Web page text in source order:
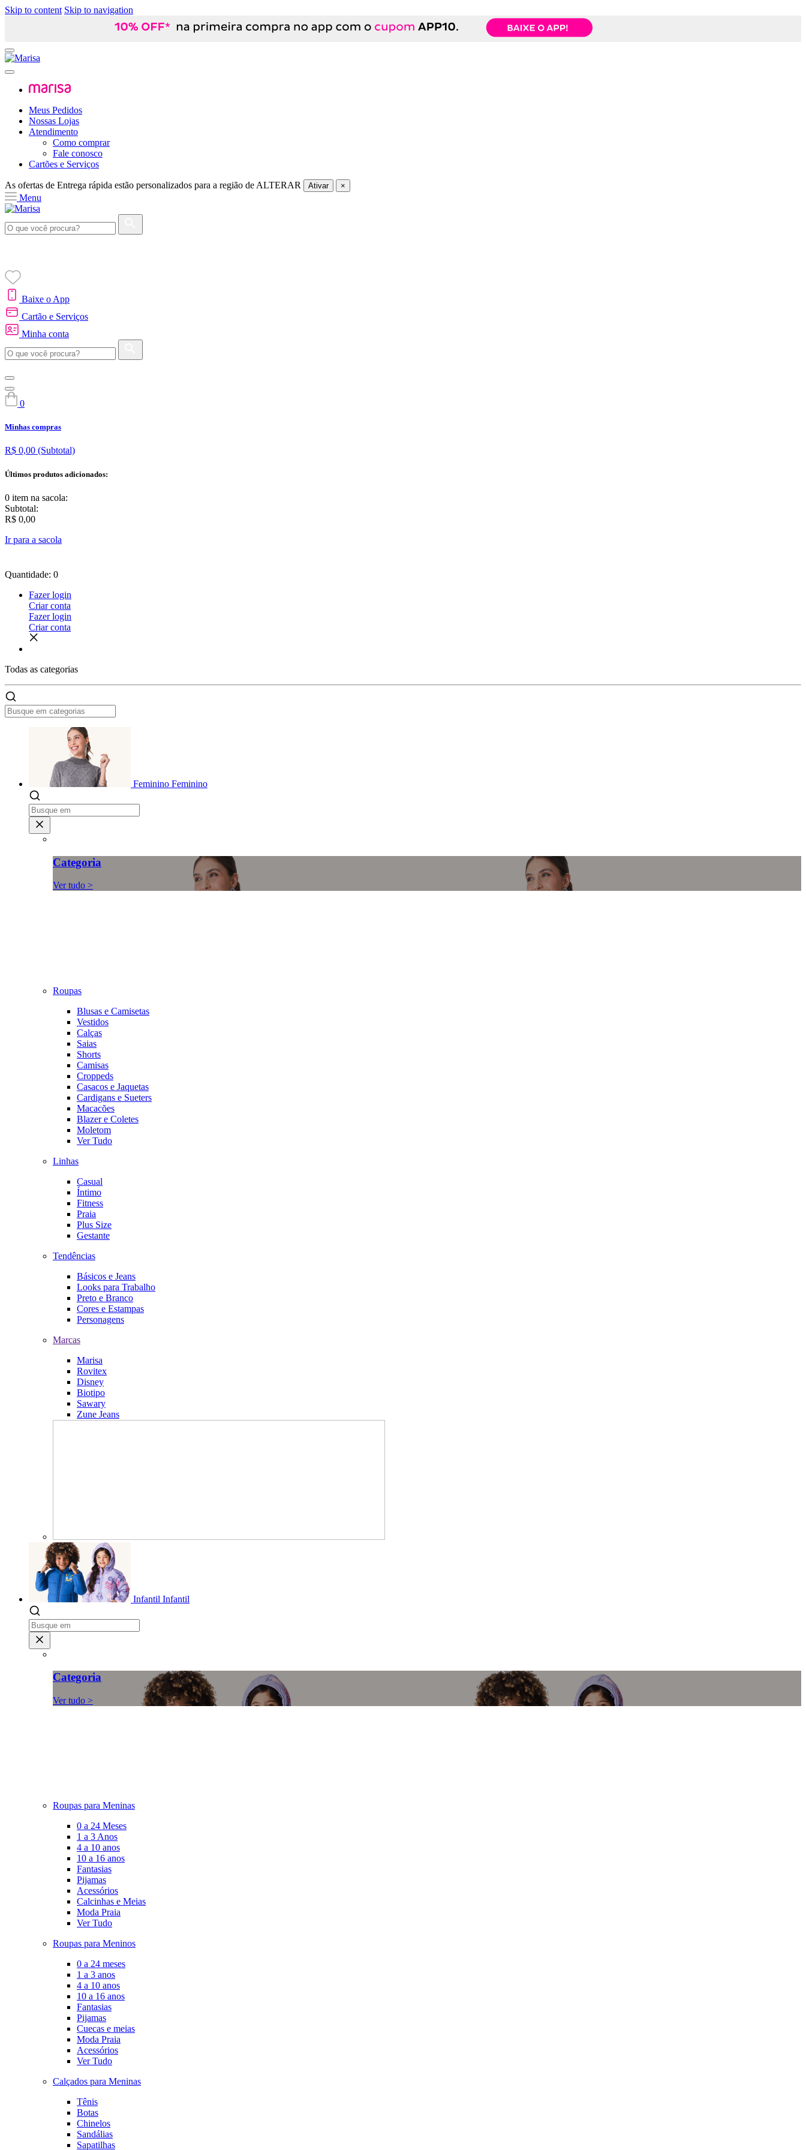
Skip to content Skip to navigation
Meus Pedidos
Nossas Lojas
Atendimento
Como comprar
Fale conosco
Cartões e Serviços
As ofertas de Entrega rápida estão personalizados para a região de ALTERAR Ativar ×
Menu
Baixe o App
Cartão e Serviços
Minha conta
0
Minhas compras
R$ 0,00 (Subtotal)
Últimos produtos adicionados:
0 item na sacola:
Subtotal:
R$ 0,00
Ir para a sacola
Quantidade: 0
Fazer login
Criar conta
Fazer login
Criar conta
Todas as categorias
Feminino Feminino
Categoria
Ver tudo >
Roupas
Blusas e Camisetas
Vestidos
Calças
Saias
Shorts
Camisas
Croppeds
Casacos e Jaquetas
Cardigans e Sueters
Macacões
Blazer e Coletes
Moletom
Ver Tudo
Linhas
Casual
Íntimo
Fitness
Praia
Plus Size
Gestante
Tendências
Básicos e Jeans
Looks para Trabalho
Preto e Branco
Cores e Estampas
Personagens
Marcas
Marisa
Rovitex
Disney
Biotipo
Sawary
Zune Jeans
Infantil Infantil
Categoria
Ver tudo >
Roupas para Meninas
0 a 24 Meses
1 a 3 Anos
4 a 10 anos
10 a 16 anos
Fantasias
Pijamas
Acessórios
Calcinhas e Meias
Moda Praia
Ver Tudo
Roupas para Meninos
0 a 24 meses
1 a 3 anos
4 a 10 anos
10 a 16 anos
Fantasias
Pijamas
Cuecas e meias
Moda Praia
Acessórios
Ver Tudo
Calçados para Meninas
Tênis
Botas
Chinelos
Sandálias
Sapatilhas